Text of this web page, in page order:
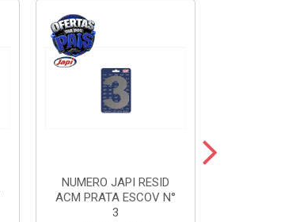
NUMERO JAPI RESID
ACM PRATA ESCOV N°
3